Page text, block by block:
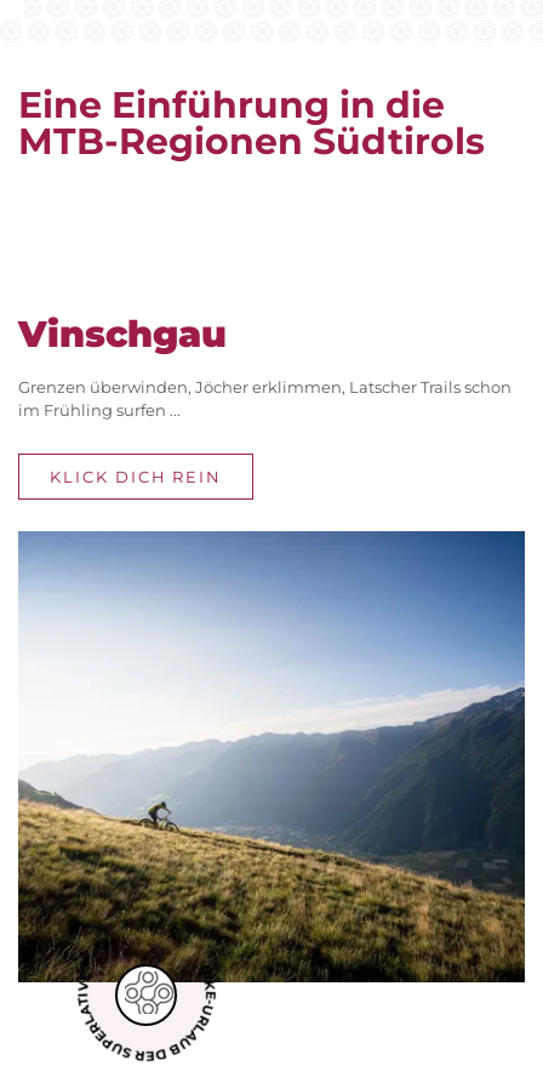
Eine Einführung in die
MTB-Regionen Südtirols
Vinschgau
Grenzen überwinden, Jöcher erklimmen, Latscher Trails schon
im Frühling surfen ...
KLICK DICH REIN
BIKE-URLAUB DER SUPERLATIVE